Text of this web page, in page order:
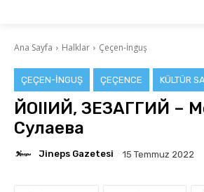
Ana Sayfa Halklar Çeçen-İnguş
ÇEÇEN-İNGUŞ ÇEÇENCE KÜLTÜR
ЙОIIИЙ, ЗЕЗАГГИЙ –
Сулаева
Jineps Gazetesi 15 Temmuz 2022